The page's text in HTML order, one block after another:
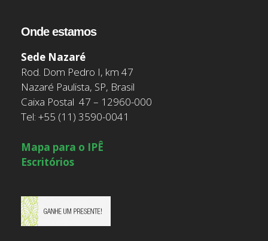
Onde estamos
Sede Nazaré
Rod. Dom Pedro I, km 47
Nazaré Paulista, SP, Brasil
Caixa Postal 47 – 12960-000
Tel: +55 (11) 3590-0041
Mapa para o IPÊ
Escritórios